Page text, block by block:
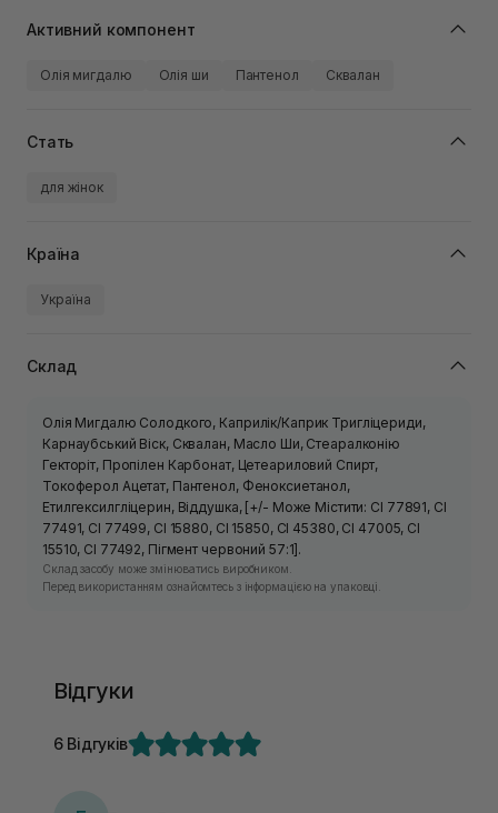
Активний компонент
Олія мигдалю Олія ши Пантенол Сквалан
Стать
для жінок
Країна
Україна
Склад
Олія Мигдалю Солодкого, Каприлік/Каприк Тригліцериди,
Карнаубський Віск, Сквалан, Масло Ши, Стеаралконію
Гекторіт, Пропілен Карбонат, Цетеариловий Спирт,
Токоферол Ацетат, Пантенол, Феноксиетанол,
Етилгексилгліцерин, Віддушка, [+/- Може Містити: CI 77891, CI
77491, CI 77499, CI 15880, CI 15850, CI 45380, CI 47005, CI
15510, CI 77492, Пігмент червоний 57:1].
Склад засобу може змінюватись виробником.
Перед використанням ознайомтесь з інформацією на упаковці.
Відгуки
6 Відгуків